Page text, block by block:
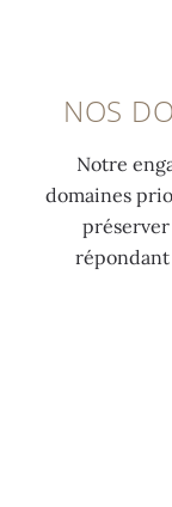
NOS
Notre
domaines
répondant